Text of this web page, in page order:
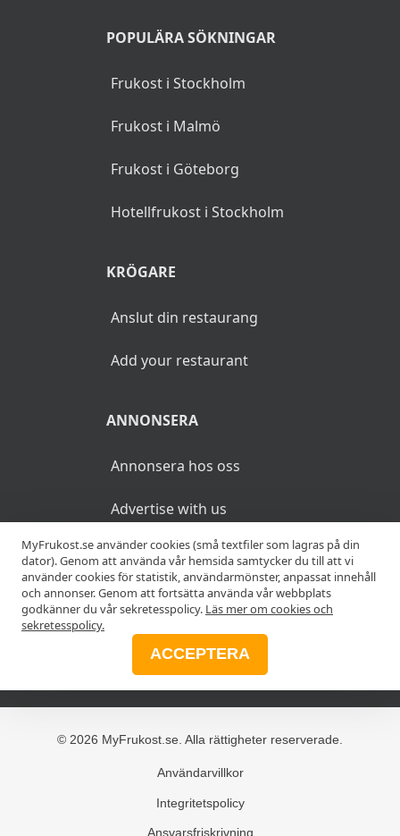
POPULÄRA SÖKNINGAR
Frukost i Stockholm
Frukost i Malmö
Frukost i Göteborg
Hotellfrukost i Stockholm
KRÖGARE
Anslut din restaurang
Add your restaurant
ANNONSERA
Annonsera hos oss
Advertise with us
MER
Alla frukostar
© 2026 MyFrukost.se. Alla rättigheter reserverade.
Användarvillkor
Integritetspolicy
Ansvarsfriskrivning
MyFrukost.se använder cookies (små textfiler som lagras på din
dator). Genom att använda vår hemsida samtycker du till att vi
använder cookies för statistik, användarmönster, anpassat innehåll
och annonser. Genom att fortsätta använda vår webbplats
godkänner du vår sekretesspolicy. Läs mer om cookies och
sekretesspolicy.
ACCEPTERA